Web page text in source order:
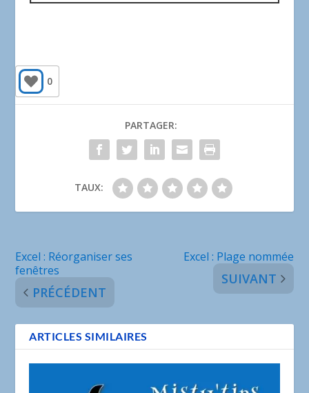
0
PARTAGER:
TAUX:
Excel : Réorganiser ses
fenêtres
PRÉCÉDENT
Excel : Plage nommée
SUIVANT
ARTICLES SIMILAIRES